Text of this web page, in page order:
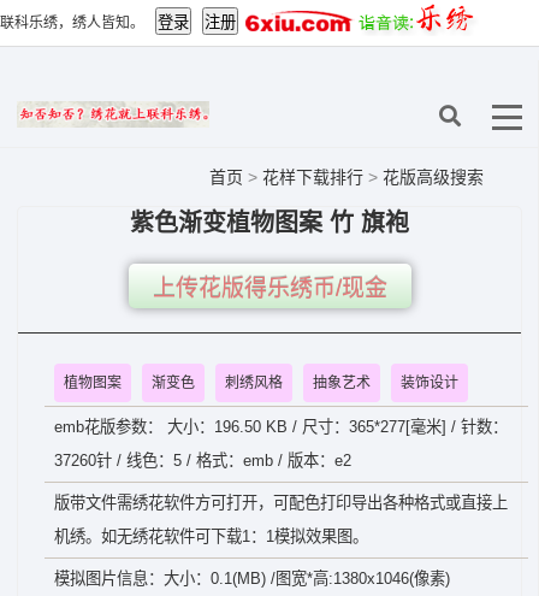
联科乐绣，绣人皆知。
首页 > 花样下载排行 > 花版高级搜索
紫色渐变植物图案 竹 旗袍
上传花版得乐绣币/现金
植物图案 渐变色 刺绣风格 抽象艺术 装饰设计
emb花版参数： 大小：196.50 KB / 尺寸：365*277[毫米] / 针数：
37260针 / 线色：5 / 格式：emb / 版本：e2
版带文件需绣花软件方可打开，可配色打印导出各种格式或直接上
机绣。如无绣花软件可下载1：1模拟效果图。
模拟图片信息：大小：0.1(MB) /图宽*高:1380x1046(像素)